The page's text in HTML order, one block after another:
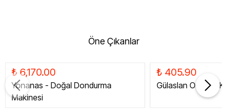
Öne Çıkanlar
₺ 6,170.00
Yonanas - Doğal Dondurma
Makinesi
₺ 405.90
Gülaslan Organik